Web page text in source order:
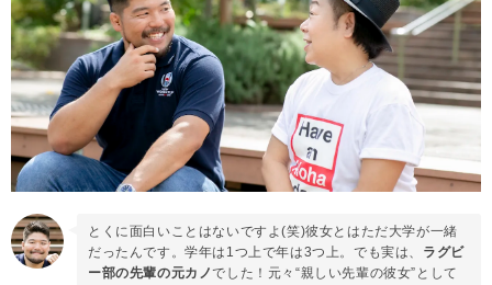
とくに面白いことはないですよ(笑)彼女とはただ大学が一緒
だったんです。学年は1つ上で年は3つ上。でも実は、 ラグビ
ー部の先輩の元カノでした！元々“親しい先輩の彼女”として